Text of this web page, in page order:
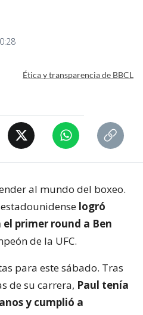
Ética y transparencia de BBCL
al mundo del boxeo.
logró
primer round a Ben
de la UFC.
para este sábado. Tras
de su carrera, Paul tenía
y cumplió a